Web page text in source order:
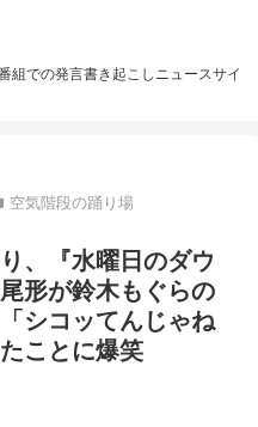
組での発言書き起こしニュースサイ
空気階段の踊り場
、『水曜日のダウ
形が鈴木もぐらの
シコッてんじゃね
ことに爆笑